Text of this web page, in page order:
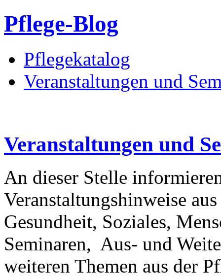
Pflege-Blog
Pflegekatalog
Veranstaltungen und
Veranstaltungen und
An dieser Stelle
Veranstaltungshinweise
Gesundheit, Soziales,
Seminaren, Aus- und
weiteren Themen aus der